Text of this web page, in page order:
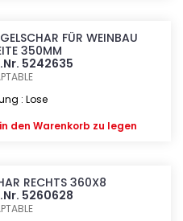
FÜR WEINBAU
350MM
5242635
: Lose
den Warenkorb zu legen
RECHTS 360X8
5260628